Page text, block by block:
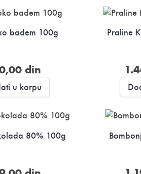
badem 100g
din
u korpu
Praline
80% 100g